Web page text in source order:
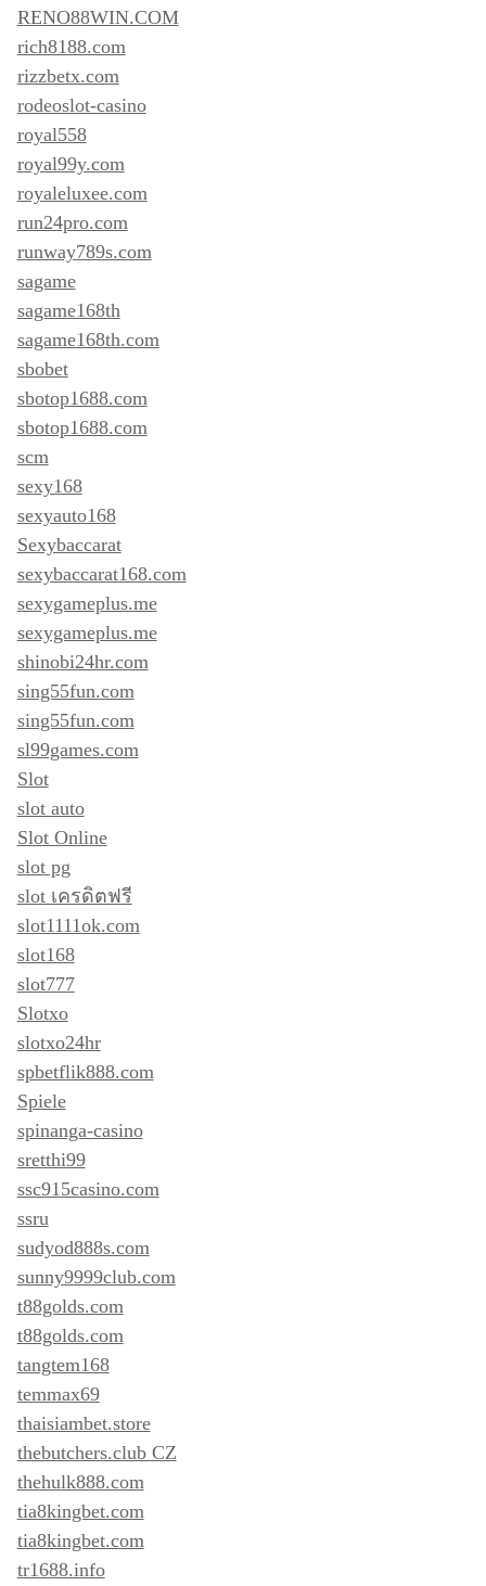
RENO88WIN.COM
rich8188.com
rizzbetx.com
rodeoslot-casino
royal558
royal99y.com
royaleluxee.com
run24pro.com
runway789s.com
sagame
sagame168th
sagame168th.com
sbobet
sbotop1688.com
sbotop1688.com
scm
sexy168
sexyauto168
Sexybaccarat
sexybaccarat168.com
sexygameplus.me
sexygameplus.me
shinobi24hr.com
sing55fun.com
sing55fun.com
sl99games.com
Slot
slot auto
Slot Online
slot pg
slot เครดิตฟรี
slot1111ok.com
slot168
slot777
Slotxo
slotxo24hr
spbetflik888.com
Spiele
spinanga-casino
sretthi99
ssc915casino.com
ssru
sudyod888s.com
sunny9999club.com
t88golds.com
t88golds.com
tangtem168
temmax69
thaisiambet.store
thebutchers.club CZ
thehulk888.com
tia8kingbet.com
tia8kingbet.com
tr1688.info